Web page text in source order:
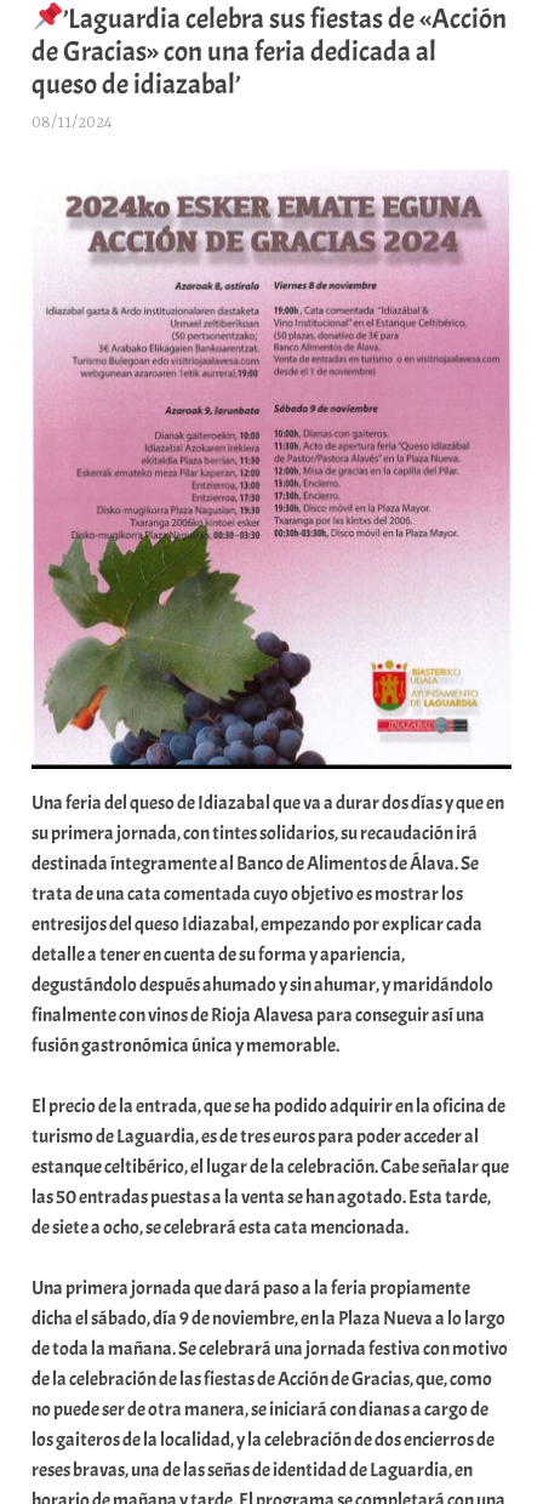
’Laguardia celebra sus fiestas de «Acción
de Gracias» con una feria dedicada al
queso de idiazabal’
08/11/2024
b
a
E
r
K
o
m
u
n
i
t
a
t
a
Una feria del queso de Idiazabal que va a durar dos días y que en
su primera jornada, con tintes solidarios, su recaudación irá
destinada íntegramente al Banco de Alimentos de Álava. Se
trata de una cata comentada cuyo objetivo es mostrar los
entresijos del queso Idiazabal, empezando por explicar cada
detalle a tener en cuenta de su forma y apariencia,
degustándolo después ahumado y sin ahumar, y maridándolo
finalmente con vinos de Rioja Alavesa para conseguir así una
fusión gastronómica única y memorable.
El precio de la entrada, que se ha podido adquirir en la oficina de
turismo de Laguardia, es de tres euros para poder acceder al
estanque celtibérico, el lugar de la celebración. Cabe señalar que
las 50 entradas puestas a la venta se han agotado. Esta tarde,
de siete a ocho, se celebrará esta cata mencionada.
Una primera jornada que dará paso a la feria propiamente
dicha el sábado, día 9 de noviembre, en la Plaza Nueva a lo largo
de toda la mañana. Se celebrará una jornada festiva con motivo
de la celebración de las fiestas de Acción de Gracias, que, como
no puede ser de otra manera, se iniciará con dianas a cargo de
los gaiteros de la localidad, y la celebración de dos encierros de
reses bravas, una de las señas de identidad de Laguardia, en